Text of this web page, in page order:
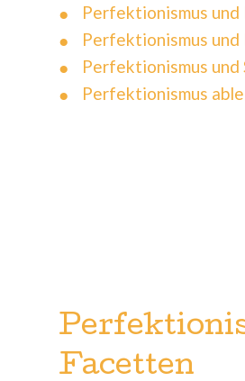
Perfektionismus und
Perfektionismus und
Perfektionismus und
Perfektionismus
Facetten